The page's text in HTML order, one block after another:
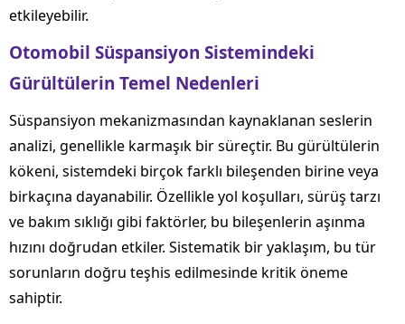
etkileyebilir.
Otomobil Süspansiyon Sistemindeki
Gürültülerin Temel Nedenleri
Süspansiyon mekanizmasından kaynaklanan seslerin
analizi, genellikle karmaşık bir süreçtir. Bu gürültülerin
kökeni, sistemdeki birçok farklı bileşenden birine veya
birkaçına dayanabilir. Özellikle yol koşulları, sürüş tarzı
ve bakım sıklığı gibi faktörler, bu bileşenlerin aşınma
hızını doğrudan etkiler. Sistematik bir yaklaşım, bu tür
sorunların doğru teşhis edilmesinde kritik öneme
sahiptir.